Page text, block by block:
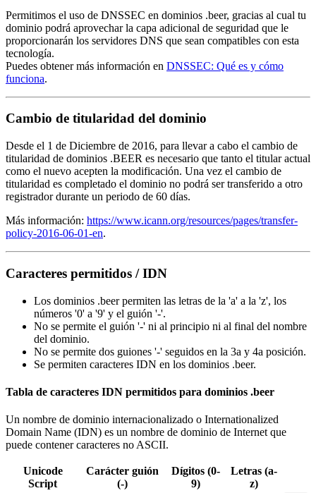
Permitimos el uso de DNSSEC en dominios .beer, gracias al cual tu
dominio podrá aprovechar la capa adicional de seguridad que le
proporcionarán los servidores DNS que sean compatibles con esta
tecnología.
Puedes obtener más información en DNSSEC: Qué es y cómo
funciona.
Cambio de titularidad del dominio
Desde el 1 de Diciembre de 2016, para llevar a cabo el cambio de
titularidad de dominios .BEER es necesario que tanto el titular actual
como el nuevo acepten la modificación. Una vez el cambio de
titularidad es completado el dominio no podrá ser transferido a otro
registrador durante un periodo de 60 días.
Más información: https://www.icann.org/resources/pages/transfer-
policy-2016-06-01-en.
Caracteres permitidos / IDN
Los dominios .beer permiten las letras de la 'a' a la 'z', los
números '0' a '9' y el guión '-'.
No se permite el guión '-' ni al principio ni al final del nombre
del dominio.
No se permite dos guiones '-' seguidos en la 3a y 4a posición.
Se permiten caracteres IDN en los dominios .beer.
Tabla de caracteres IDN permitidos para dominios .beer
Un nombre de dominio internacionalizado o Internationalized
Domain Name (IDN) es un nombre de dominio de Internet que
puede contener caracteres no ASCII.
Unicode
Script
Carácter guión
(-)
Dígitos (0-
9)
Letras (a-
z)